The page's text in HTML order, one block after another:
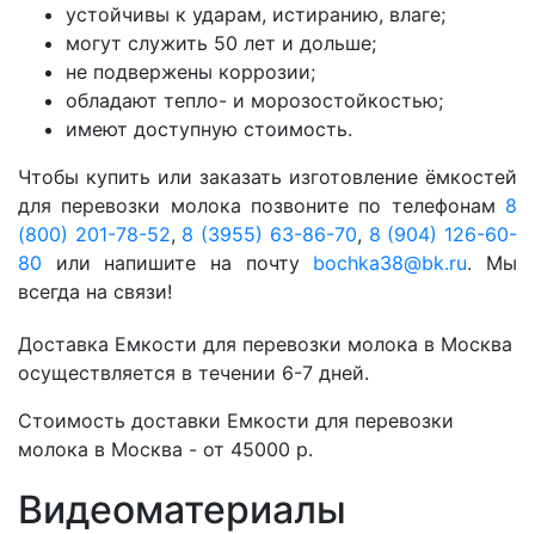
устойчивы к ударам, истиранию, влаге;
могут служить 50 лет и дольше;
не подвержены коррозии;
обладают тепло- и морозостойкостью;
имеют доступную стоимость.
Чтобы купить или заказать изготовление ёмкостей
для перевозки молока позвоните по телефонам 8
(800) 201-78-52, 8 (3955) 63-86-70, 8 (904) 126-60-
80 или напишите на почту bochka38@bk.ru. Мы
всегда на связи!
Доставка Емкости для перевозки молока в Москва
осуществляется в течении 6-7 дней.
Стоимость доставки Емкости для перевозки
молока в Москва - от 45000 р.
Видеоматериалы